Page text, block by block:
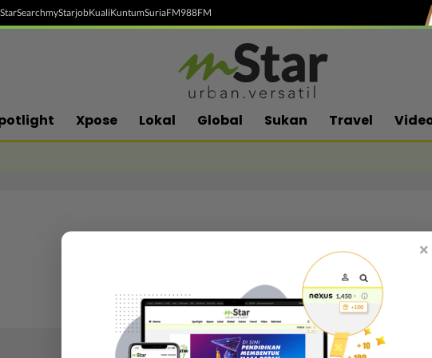
StarSearchmyStarjobKualiKuntumSuriaFM988FM
Xpose Lokal Global Sukan Travel
Follow media sosial kami
×